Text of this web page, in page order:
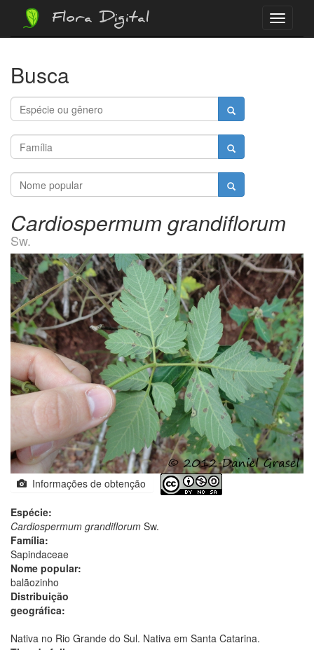
Menu
Flora Digital
Busca
Cardiospermum grandiflorum
Sw.
Informações de obtenção
Espécie:
Cardiospermum grandiflorum Sw.
Família:
Sapindaceae
Nome popular:
balãozinho
Distribuição
geográfica:
Nativa no Rio Grande do Sul. Nativa em Santa Catarina.